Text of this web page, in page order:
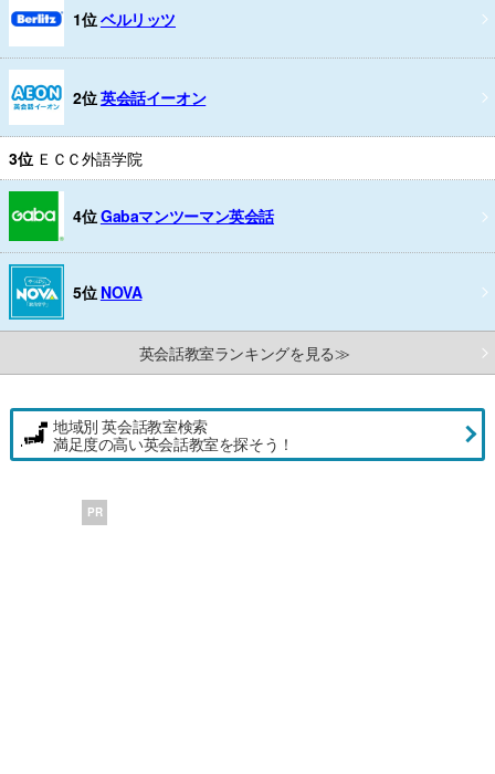
1位ベルリッツ
2位英会話イーオン
3位 ＥＣＣ外語学院
4位Gabaマンツーマン英会話
5位 NOVA
英会話教室ランキングを見る≫
地域別 英会話教室検索
満足度の高い英会話教室を探そう！
PR